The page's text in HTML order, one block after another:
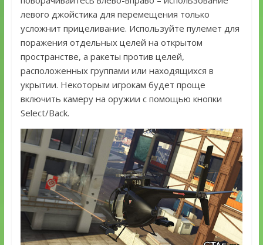
левого джойстика для перемещения только
усложнит прицеливание. Используйте пулемет для
поражения отдельных целей на открытом
пространстве, а ракеты против целей,
расположенных группами или находящихся в
укрытии. Некоторым игрокам будет проще
включить камеру на оружии с помощью кнопки
Select/Back.